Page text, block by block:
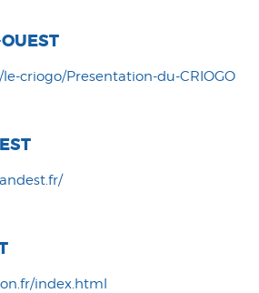
criogo/Presentation-du-CRIOGO
index.html